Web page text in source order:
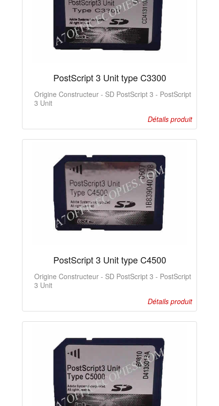
PostScript 3 Unit type C3300
Origine Constructeur - SD PostScript 3 - PostScript
3 Unit
Détails produit
PostScript 3 Unit type C4500
Origine Constructeur - SD PostScript 3 - PostScript
3 Unit
Détails produit